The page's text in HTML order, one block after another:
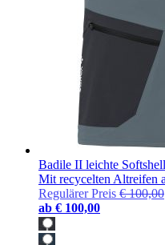
Badile II leichte
Mit recycelten Altreifen
Regulärer Preis € 100,00
ab € 100,00